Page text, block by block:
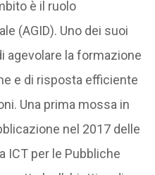
è il ruolo
(AGID). Uno dei suoi
agevolare la formazione
e di risposta efficiente
Una prima mossa in
nel 2017 delle
ICT per le Pubbliche